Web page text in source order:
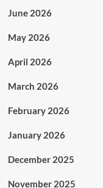
June 2026
May 2026
April 2026
March 2026
February 2026
January 2026
December 2025
November 2025